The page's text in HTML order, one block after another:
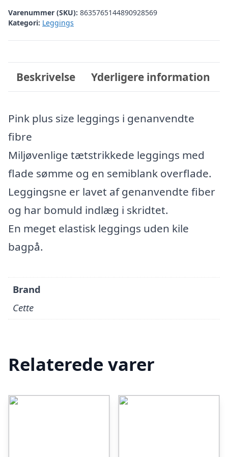
Varenummer (SKU): 8635765144890928569
Kategori: Leggings
Beskrivelse Yderligere information
Pink plus size leggings i genanvendte
fibre
Miljøvenlige tætstrikkede leggings med
flade sømme og en semiblank overflade.
Leggingsne er lavet af genanvendte fiber
og har bomuld indlæg i skridtet.
En meget elastisk leggings uden kile
bagpå.
Brand
Cette
Relaterede varer